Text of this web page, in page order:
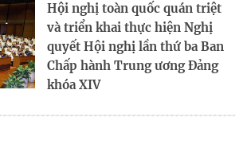
Hội nghị toàn quốc quán triệt
và triển khai thực hiện Nghị
quyết Hội nghị lần thứ ba Ban
Chấp hành Trung ương Đảng
khóa XIV